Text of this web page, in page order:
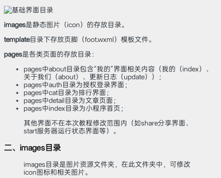
images是静态图片（icon）的存放目录。
template目录下存放页脚（foot.wxml）模板文件。
pages是各类页面的存放目录：
pages中about目录包含“我的”界面相关内容（我的（index）、
关于我们（about）、更新日志（update））；
pages中auth目录为授权登录界面；
pages中cat目录为排行界面；
pages中detail目录为文章页面；
pages中index目录为小程序首页；
其他界面不在本次教程修改范围内（如share分享界面、
start服务器运行状态界面等）。
二、images目录
images目录是图片资源文件夹，在此文件夹中，可修改
icon图标和相关图片。